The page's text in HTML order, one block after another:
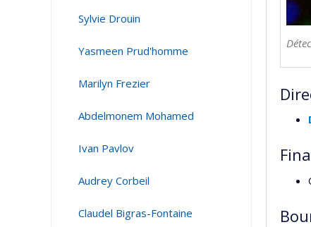
Sylvie Drouin
Yasmeen Prud'homme
Marilyn Frezier
Abdelmonem Mohamed
Ivan Pavlov
Audrey Corbeil
Claudel Bigras-Fontaine